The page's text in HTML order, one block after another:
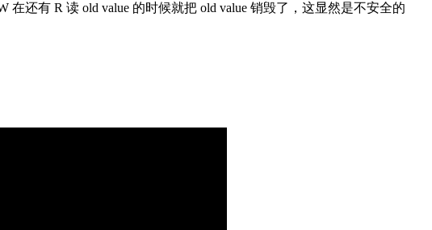
还有 R 读 old value 的时候就把 old value 销毁了，这显然是不安全的